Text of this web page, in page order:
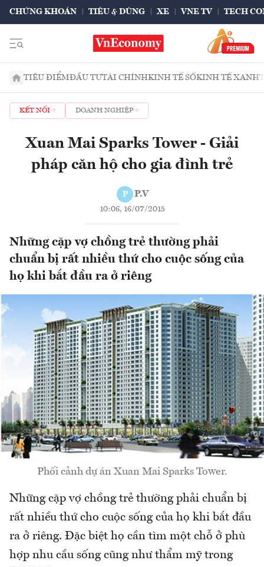
CHỨNG KHOÁN TIÊU & DÙNG XE VNE TV TECH
TIÊU ĐIỂMĐẦU TƯTÀI CHÍNHKINH TẾ SỐKINH TẾ XANH
KẾT NỐI DOANH NGHIỆP
Xuan Mai Sparks Tower - Giải
pháp căn hộ cho gia đình trẻ
P P.V
10:06, 16/07/2015
Những cặp vợ chồng trẻ thường phải
chuẩn bị rất nhiều thứ cho cuộc sống của
họ khi bắt đầu ra ở riêng
Phối cảnh dự án Xuan Mai Sparks Tower.
Những cặp vợ chồng trẻ thường phải chuẩn bị
rất nhiều thứ cho cuộc sống của họ khi bắt đầu
ra ở riêng. Đặc biệt họ cần tìm một chỗ ở phù
hợp nhu cầu sống cũng như thẩm mỹ trong